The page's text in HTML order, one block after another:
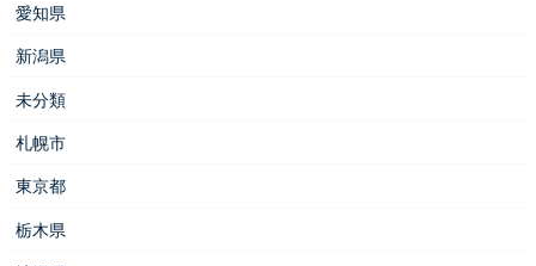
愛知県
新潟県
未分類
札幌市
東京都
栃木県